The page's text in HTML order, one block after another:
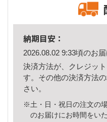
納期目安：
2026.08.02 9:33頃のお届
決済方法が、クレジッ
す。その他の決済方法
さい。
※土・日・祝日の注文の
のお届けにお時間をい